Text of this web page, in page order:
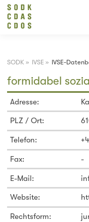
SODK » IVSE » IVSE-
formidabel
Adresse:
PLZ / Ort:
Telefon:
Fax: -
E-Mail:
Website:
Rechtsform: